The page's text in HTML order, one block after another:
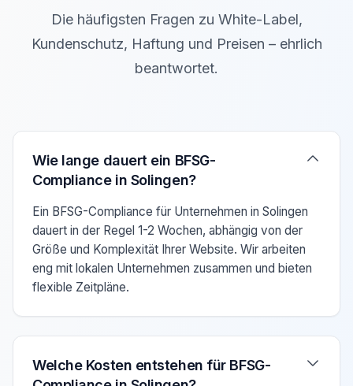
Die häufigsten Fragen zu White-Label,
Kundenschutz, Haftung und Preisen – ehrlich
beantwortet.
Verwenden Sie die Pfeiltasten Auf/Ab um zwischen
Wie lange dauert ein BFSG-
Compliance in Solingen?
Ein BFSG-Compliance für Unternehmen in Solingen
dauert in der Regel 1-2 Wochen, abhängig von der
Größe und Komplexität Ihrer Website. Wir arbeiten
eng mit lokalen Unternehmen zusammen und bieten
flexible Zeitpläne.
Welche Kosten entstehen für BFSG-